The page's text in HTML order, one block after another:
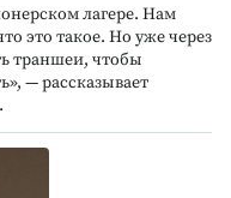
лагере. Нам
это такое. Но уже через
траншеи, чтобы
— рассказывает